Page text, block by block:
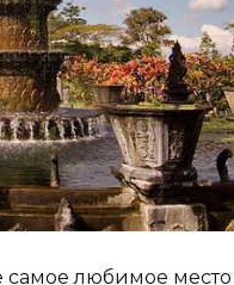
любимое место